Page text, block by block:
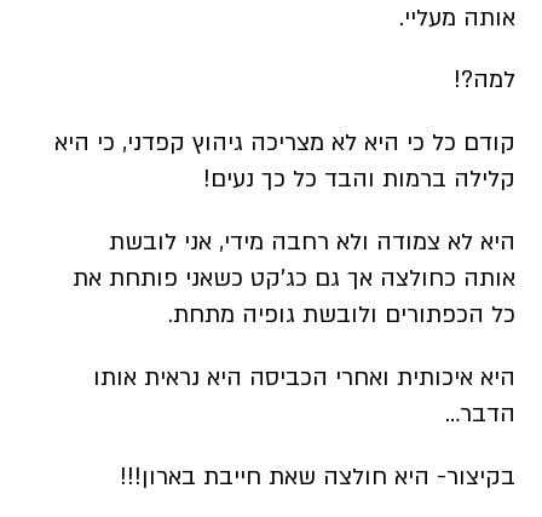
אותה מעליי.
למה?!
קודם כל כי היא לא מצריכה גיהוץ קפדני, כי היא
קלילה ברמות והבד כל כך נעים!
היא לא צמודה ולא רחבה מידי, אני לובשת
אותה כחולצה אך גם כג’קט כשאני פותחת את
כל הכפתורים ולובשת גופיה מתחת.
היא איכותית ואחרי הכביסה היא נראית אותו
הדבר…
בקיצור- היא חולצה שאת חייבת בארון!!!